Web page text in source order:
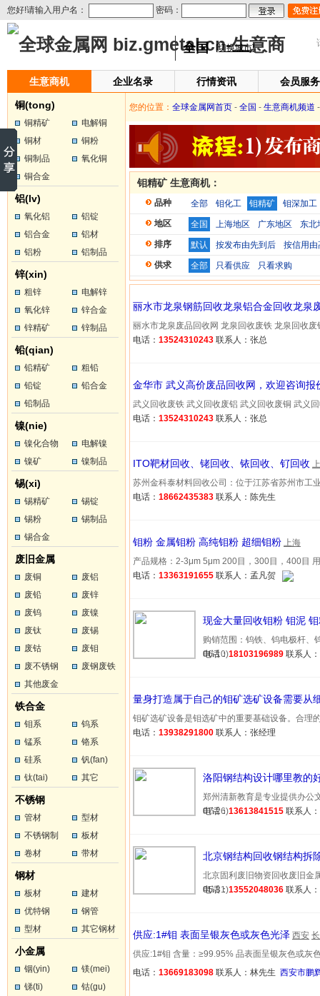
您好!请输入用户名： 密码：
全国 [切换城市]
生意商机 企业名录 行情资讯 会员服务
铜(tong)
铜精矿
电解铜
铜材
铜粉
铜制品
氧化铜
铜合金
铝(lv)
氧化铝
铝锭
铝合金
铝材
铝粉
铝制品
锌(xin)
粗锌
电解锌
氧化锌
锌合金
锌精矿
锌制品
铅(qian)
铅精矿
粗铅
铅锭
铅合金
铅制品
镍(nie)
镍化合物
电解镍
镍矿
镍制品
锡(xi)
锡精矿
锡锭
锡粉
锡制品
锡合金
废旧金属
废铜
废铝
废铅
废锌
废钨
废镍
废钛
废锡
废钴
废钼
废不锈钢
废钢废铁
其他废金
属铁合金
钼系
钨系
锰系
铬系
硅系
钒(fan)
钛(tai)
其它
不锈钢
管材
型材
不锈钢制
品
板材
卷材
带材
钢材
板材
建材
优特钢
钢管
型材
其它钢材
小金属
铟(yin)
镁(mei)
锑(ti)
钴(gu)
您的位置： 全球金属网首页 - 全国 - 生意商机频道 -
钼精矿 生意商机：
品种 全部 钼化工 钼精矿
钼深加工
地区
全国 上海地区 广东地区
东北
排序
默认 按发布由先到后
按信用由
供求
全部 只看供应 只看求购
丽水市龙泉钢筋回收龙泉铝合金回收龙泉
丽水市龙泉废品回收网 龙泉回收废铁 龙泉回收
电话： 13524310243 联系人：张总
金华市 武义高价废品回收网，欢迎咨询报
武义回收废铁 武义回收废铝 武义回收废铜 武义
电话： 13524310243 联系人：张总
ITO靶材回收、铑回收、铱回收、钌回收
苏州金科泰材料回收公司：位于江苏省苏州市
电话： 18662435383 联系人：陈先生
钼粉 金属钼粉 高纯钼粉 超细钼粉 上海
产品规格：2-3μm 5μm 200目，300目，400目
电话： 13363191655 联系人：孟凡贺
现金大量回收钼粉 钼泥
购销范围：钨铁、钨电极杆
06-10)
电话：18103196989 联系人
量身打造属于自己的钼矿选矿设备需要从
钼矿选矿设备是钼选矿中的重要基础设备。合
电话： 13938291800 联系人：张经理
洛阳钢结构设计哪里教的
郑州清新教育是专业提供办
07-26)
电话：13613841515 联系人
北京钢结构回收钢结构拆
北京固利废旧物资回收废旧
05-31)
电话：13552048036 联系人
供应:1#钼 表面呈银灰色或灰色光泽 西安
供应:1#钼 含量：≥99.95% 品表面呈银灰色或灰
电话： 13669183098 联系人：林先生 西安市鹏